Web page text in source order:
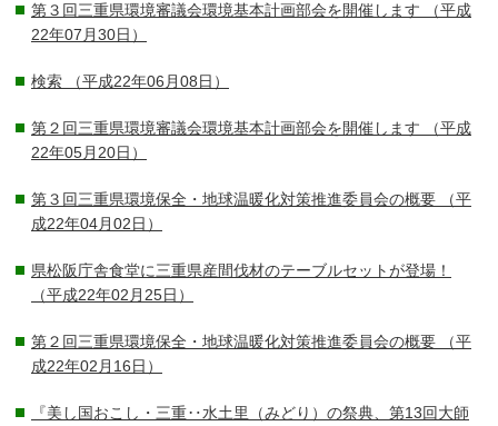
第３回三重県環境審議会環境基本計画部会を開催します （平成
22年07月30日）
検索 （平成22年06月08日）
第２回三重県環境審議会環境基本計画部会を開催します （平成
22年05月20日）
第３回三重県環境保全・地球温暖化対策推進委員会の概要 （平
成22年04月02日）
県松阪庁舎食堂に三重県産間伐材のテーブルセットが登場！
（平成22年02月25日）
第２回三重県環境保全・地球温暖化対策推進委員会の概要 （平
成22年02月16日）
『美し国おこし・三重‥水土里（みどり）の祭典、第13回大師